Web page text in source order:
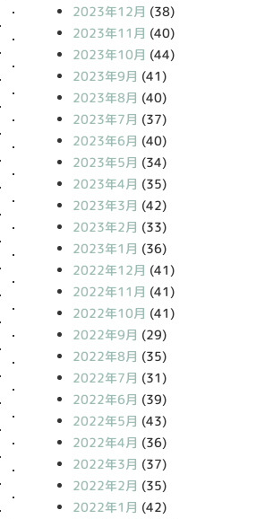
2023年12月 (38)
2023年11月 (40)
2023年10月 (44)
2023年9月 (41)
2023年8月 (40)
2023年7月 (37)
2023年6月 (40)
2023年5月 (34)
2023年4月 (35)
2023年3月 (42)
2023年2月 (33)
2023年1月 (36)
2022年12月 (41)
2022年11月 (41)
2022年10月 (41)
2022年9月 (29)
2022年8月 (35)
2022年7月 (31)
2022年6月 (39)
2022年5月 (43)
2022年4月 (36)
2022年3月 (37)
2022年2月 (35)
2022年1月 (42)